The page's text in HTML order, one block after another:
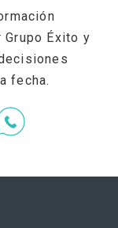
Éxito y
fecha.